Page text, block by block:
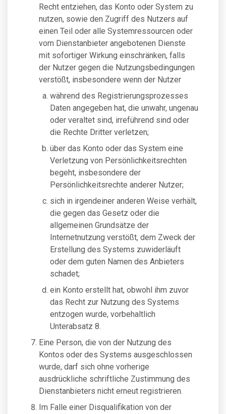
Recht entziehen, das Konto oder System zu
nutzen, sowie den Zugriff des Nutzers auf
einen Teil oder alle Systemressourcen oder
vom Dienstanbieter angebotenen Dienste
mit sofortiger Wirkung einschränken, falls
der Nutzer gegen die Nutzungsbedingungen
verstößt, insbesondere wenn der Nutzer
während des Registrierungsprozesses
Daten angegeben hat, die unwahr, ungenau
oder veraltet sind, irreführend sind oder
die Rechte Dritter verletzen;
über das Konto oder das System eine
Verletzung von Persönlichkeitsrechten
begeht, insbesondere der
Persönlichkeitsrechte anderer Nutzer;
sich in irgendeiner anderen Weise verhält,
die gegen das Gesetz oder die
allgemeinen Grundsätze der
Internetnutzung verstößt, dem Zweck der
Erstellung des Systems zuwiderläuft
oder dem guten Namen des Anbieters
schadet;
ein Konto erstellt hat, obwohl ihm zuvor
das Recht zur Nutzung des Systems
entzogen wurde, vorbehaltlich
Unterabsatz 8.
Eine Person, die von der Nutzung des
Kontos oder des Systems ausgeschlossen
wurde, darf sich ohne vorherige
ausdrückliche schriftliche Zustimmung des
Dienstanbieters nicht erneut registrieren.
Im Falle einer Disqualifikation von der